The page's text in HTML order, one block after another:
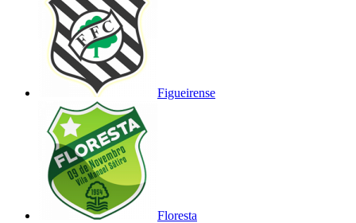
Figueirense
Floresta